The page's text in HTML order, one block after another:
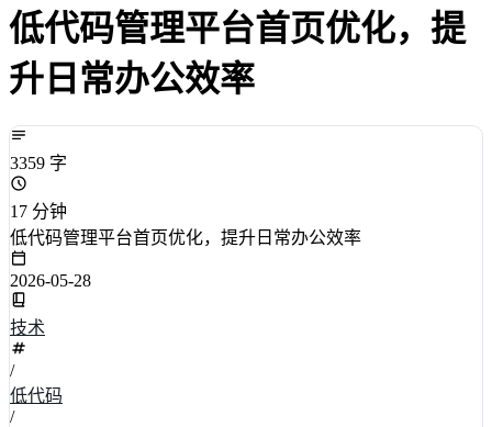
低代码管理平台首页优化，提
升日常办公效率
3359 字
17 分钟
低代码管理平台首页优化，提升日常办公效率
2026-05-28
技术
/
低代码
/